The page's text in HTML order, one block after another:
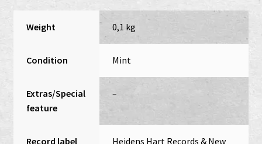
Weight 0,1 kg
Condition Mint
Extras/Special
feature
–
Record label
Heidens Hart Records & New